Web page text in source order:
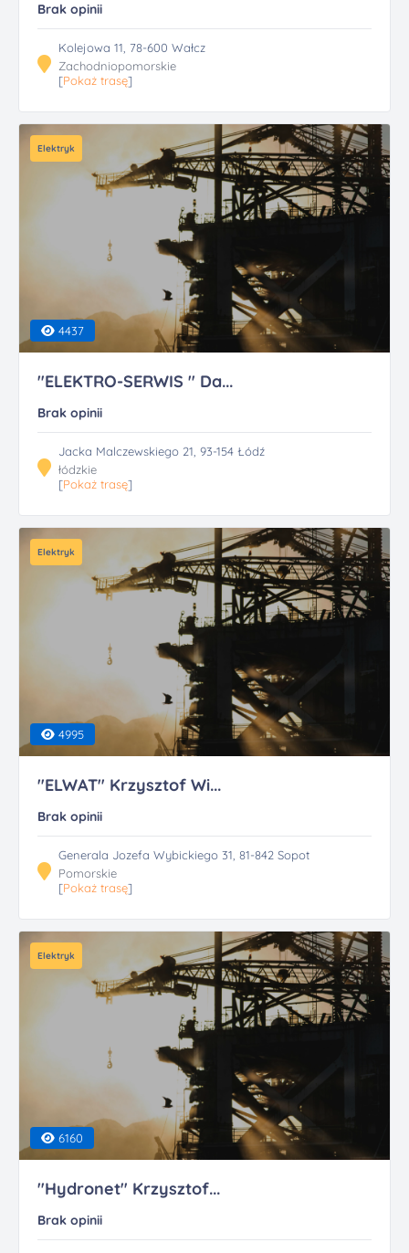
Brak opinii
Kolejowa 11, 78-600 Wałcz
Zachodniopomorskie
[Pokaż trasę]
Elektryk
4437
"ELEKTRO-SERWIS " Da...
Brak opinii
Jacka Malczewskiego 21, 93-154 Łódź
łódzkie
[Pokaż trasę]
Elektryk
4995
"ELWAT" Krzysztof Wi...
Brak opinii
Generala Jozefa Wybickiego 31, 81-842 Sopot
Pomorskie
[Pokaż trasę]
Elektryk
6160
"Hydronet" Krzysztof...
Brak opinii